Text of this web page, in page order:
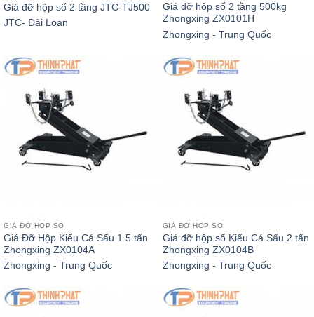
Giá đỡ hộp số 2 tầng JTC-TJ500
JTC- Đài Loan
Giá đỡ hộp số 2 tầng 500kg
Zhongxing ZX0101H
Zhongxing - Trung Quốc
GIÁ ĐỠ HỘP SỐ
Giá Đỡ Hộp Kiểu Cá Sấu 1.5 tấn
Zhongxing ZX0104A
Zhongxing - Trung Quốc
GIÁ ĐỠ HỘP SỐ
Giá đỡ hộp số Kiểu Cá Sấu 2 tấn
Zhongxing ZX0104B
Zhongxing - Trung Quốc